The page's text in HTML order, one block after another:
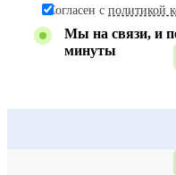
Согласен с политикой
Мы на связи, и
минуты